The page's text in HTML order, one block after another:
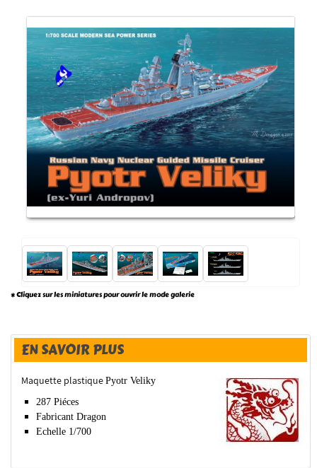
* Cliquez sur les miniatures pour ouvrir le mode galerie
EN SAVOIR PLUS
Maquette plastiquePyotr Veliky
287 Piéces
Fabricant Dragon
Echelle 1/700